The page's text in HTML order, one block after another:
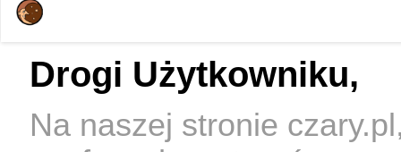
Drogi Użytkowniku,
Na naszej stronie